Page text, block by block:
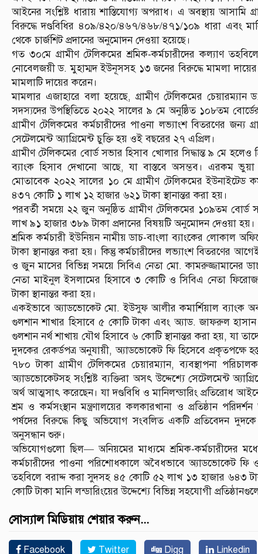
আইনের সংশ্লিষ্ট ধারায় শাস্তিযোগ্য অপরাধ। এ অবস্থায় আসামি
বিরুদ্ধে দণ্ডবিধির ৪০৯/৪২০/৪৬৭/৪৬৮/৪৭১/১০৯ ধারা এবং
থেকে চার্জশিট প্রদানের অনুমোদন দেওয়া হয়েছে।
গত ৩০মে গ্রামীণ টেলিকমের শ্রমিক-কর্মচারীদের কল্যাণ
নোবেলজয়ী ড. মুহাম্মদ ইউনূসসহ ১৩ জনের বিরুদ্ধে মামলা
মামলাটি দায়ের করেন।
মামলার এজাহারে বলা হয়েছে, গ্রামীণ টেলিকমের
সদস্যদের উপস্থিতিতে ২০২২ সালের ৯ মে অনুষ্ঠিত ১০৮তম
গ্রামীণ টেলিকমের কর্মচারীদের পাওনা লভ্যাংশ বিতরণের জন্য
সেটেলমেন্ট অ্যাগ্রিমেন্ট চুক্তি হয় ওই বছরের ২৭ এপ্রিল।
গ্রামীণ টেলিকমের বোর্ড সভার হিসাব খোলার সিদ্ধান্ত ৯ মে
ব্যাংক হিসাব দেখানো আছে, যা বাস্তবে অসম্ভব। এরকম ভুয়া
মোতাবেক ২০২২ সালের ১০ মে গ্রামীণ টেলিকমের ইউনাইটেড
৪৩৭ কোটি ১ লাখ ১২ হাজার ৬২১ টাকা স্থানান্তর করা হয়।
পরবর্তী সময়ে ২২ জুন অনুষ্ঠিত গ্রামীণ টেলিকমের ১০৯তম বোর্ড
লাখ ৯১ হাজার ৩৮৯ টাকা প্রদানের বিষয়টি অনুমোদন দেওয়া হয়।
শ্রমিক কর্মচারী ইউনিয়ন নামীয় ডাচ-বাংলা ব্যাংকের লোকাল
টাকা স্থানান্তর করা হয়। কিন্তু কর্মচারীদের লভ্যাংশ বিতরণের
ও জুন মাসের বিভিন্ন সময়ে সিবিএ নেতা মো. কামরুজ্জামানের
নেতা মাইনুল ইসলামের হিসাবে ৩ কোটি ও সিবিএ নেতা
টাকা স্থানান্তর করা হয়।
একইভাবে অ্যাডভোকেট মো. ইউসুফ আলীর কমার্শিয়াল ব্যাংক অব
গুলশান শাখার হিসাবে ৫ কোটি টাকা এবং অ্যাড. জাফরুল
গুলশান নর্থ শাখায় যৌথ হিসাবে ৬ কোটি স্থানান্তর করা হয়, যা
দুদকের রেকর্ডপত্র অনুযায়ী, অ্যাডভোকেট ফি হিসেবে প্রকৃতপক্ষে
৭৮০ টাকা গ্রামীণ টেলিকমের চেয়ারম্যান, ব্যবস্থাপনা
অ্যাডভোকেটসহ সংশ্লিষ্ট ব্যক্তিরা অসৎ উদ্দেশ্যে সেটেলমেন্ট
অর্থ আত্মসাৎ করেছেন। যা দণ্ডবিধি ও মানিলন্ডারিং প্রতিরোধ
শ্রম ও কর্মসংস্থান মন্ত্রণালয়ের কলকারখানা ও প্রতিষ্ঠান
পর্ষদের বিরুদ্ধে কিছু অভিযোগ সংবলিত একটি প্রতিবেদন
অনুসন্ধান শুরু।
অভিযোগগুলো ছিল— অনিয়মের মাধ্যমে শ্রমিক-কর্মচারীদের
কর্মচারীদের পাওনা পরিশোধকালে অবৈধভাবে অ্যাডভোকেট ফি
তহবিলে বরাদ্দ করা সুদসহ ৪৫ কোটি ৫২ লাখ ১৩ হাজার ৬৪৩
কোটি টাকা মানি লন্ডারিংয়ের উদ্দেশ্যে বিভিন্ন সহযোগী
সোস্যাল মিডিয়ায় শেয়ার করুন...
Facebook Twitter Digg Linkedin